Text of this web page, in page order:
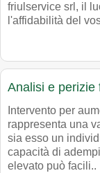
friulservice srl, il
l'affidabilità del
Analisi e perizie
Intervento per
rappresenta una
sia esso un
capacità di
elevato può facili..